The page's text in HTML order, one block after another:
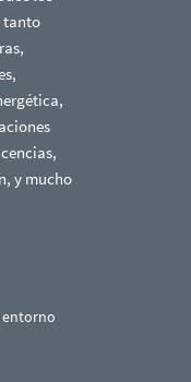
tanto
y mucho
entorno